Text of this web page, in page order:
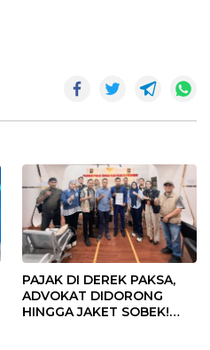
PAJAK DI DEREK PAKSA,
ADVOKAT DIDORONG
HINGGA JAKET SOBEK!